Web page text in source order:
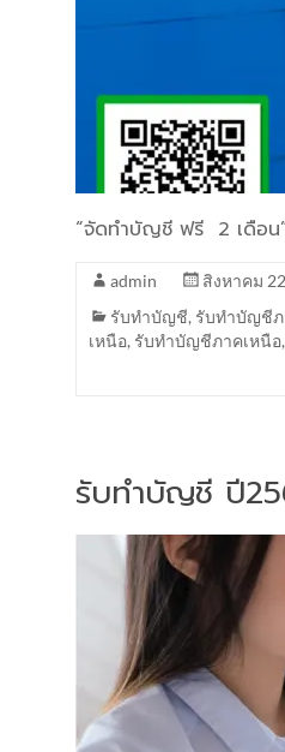
“จัดทำบัญชี ฟรี 2 เดือน
admin
สิงหาคม
รับทำบัญชี, รับทำบัญชีภ
เหนือ, รับทำบัญชีภาคเหนือ,
รับทำบัญชี ปี